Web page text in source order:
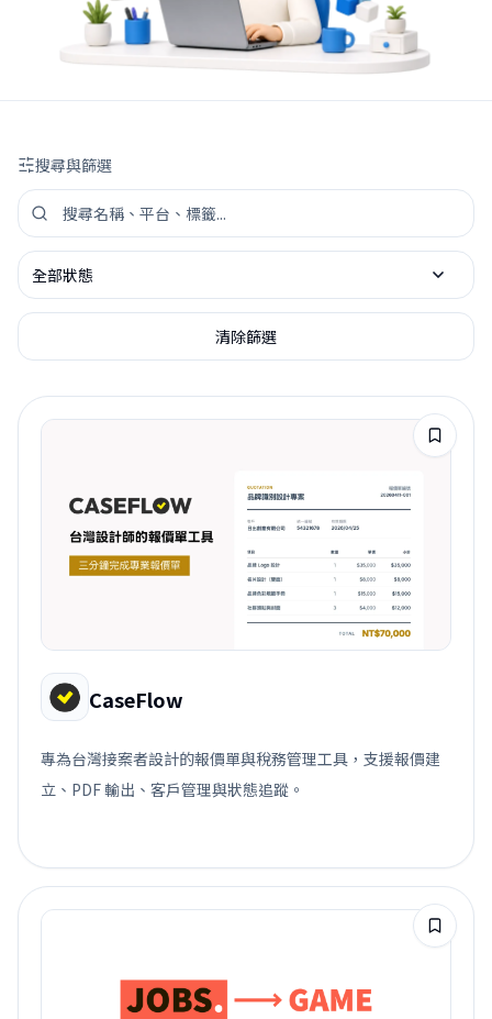
搜尋與篩選
搜尋工具資源
依狀態篩選
清除篩選
CaseFlow
專為台灣接案者設計的報價單與稅務管理工具，支援報價建
立、PDF 輸出、客戶管理與狀態追蹤。